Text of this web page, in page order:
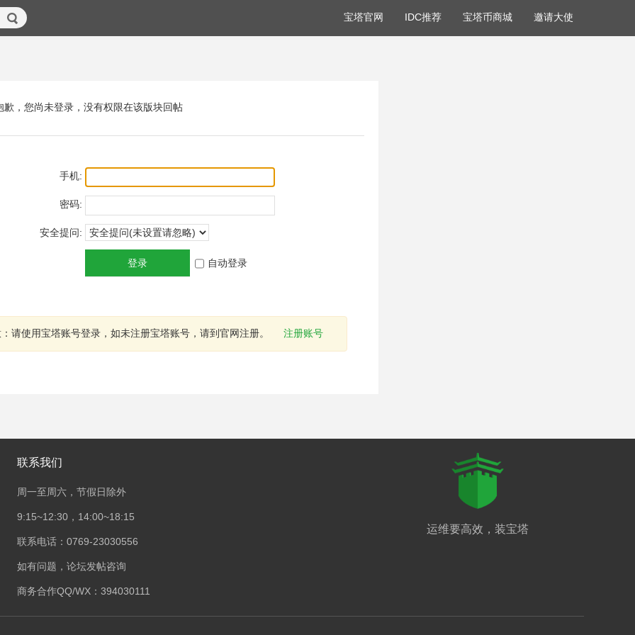
宝塔官网 IDC推荐 宝塔币商城 邀请大使
歉，您尚未登录，没有权限在该版块回帖
手机:
密码:
安全提问:
登录 自动登录
请使用宝塔账号登录，如未注册宝塔账号，请到官网注册。 注册账号
联系我们
周一至周六，节假日除外
9:15~12:30，14:00~18:15
联系电话：0769-23030556
如有问题，论坛发帖咨询
商务合作QQ/WX：394030111
运维要高效，装宝塔